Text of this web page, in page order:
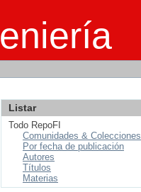
Listar
Todo RepoFI
Comunidades & Colecciones
Por fecha de publicación
Autores
Títulos
Materias